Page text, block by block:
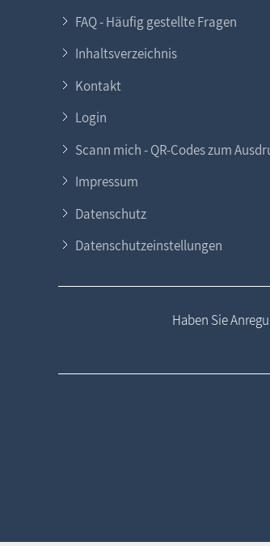
FAQ - Häufig gestellte Fragen
Inhaltsverzeichnis
Kontakt
Login
Scann mich - QR-Codes zum
Impressum
Datenschutz
Datenschutzeinstellungen
Haben Sie